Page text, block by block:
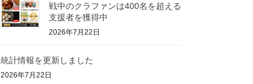
戦中のクラファンは400名を超える
支援者を獲得中
2026年7月22日
統計情報を更新しました
2026年7月22日